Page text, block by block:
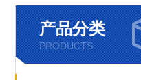
产品分类
PRODUCTS